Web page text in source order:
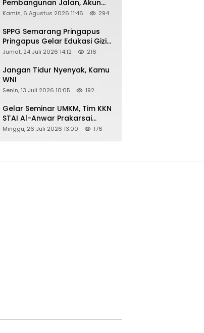
Pembangunan Jalan, Akun
Facebook Pemerintah
“Dirujak” Warganet
Kamis, 6 Agustus 2026 11:46 294
SPPG Semarang Pringapus
Pringapus Gelar Edukasi Gizi
di PAUD Bina Balita Peringati
Jumat, 24 Juli 2026 14:12 216
Jangan Tidur Nyenyak, Kamu
WNI
Senin, 13 Juli 2026 10:05 192
Gelar Seminar UMKM, Tim KKN
STAI Al-Anwar Prakarsai
Usaha Tepung Maizena di
Minggu, 26 Juli 2026 13:00 176